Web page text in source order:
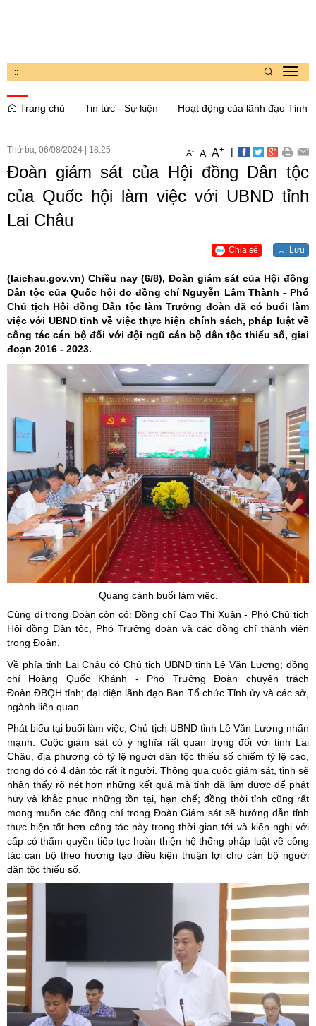
::
Trang chủ
Tin tức - Sự kiện Hoạt động của lãnh đạo Tỉnh
Thứ ba, 06/08/2024 18:25 A- A A+ |
Đoàn giám sát của Hội đồng Dân tộc
của Quốc hội làm việc với UBND tỉnh
Lai Châu
Chia sẻ Lưu
(laichau.gov.vn) Chiều nay (6/8), Đoàn giám sát của Hội đồng
Dân tộc của Quốc hội do đồng chí Nguyễn Lâm Thành - Phó
Chủ tịch Hội đồng Dân tộc làm Trưởng đoàn đã có buổi làm
việc với UBND tỉnh về việc thực hiện chính sách, pháp luật về
công tác cán bộ đối với đội ngũ cán bộ dân tộc thiểu số, giai
đoạn 2016 - 2023.
Quang cảnh buổi làm việc.
Cùng đi trong Đoàn còn có: Đồng chí Cao Thị Xuân - Phó Chủ tịch
Hội đồng Dân tộc, Phó Trưởng đoàn và các đồng chí thành viên
trong Đoàn.
Về phía tỉnh Lai Châu có Chủ tịch UBND tỉnh Lê Văn Lương; đồng
chí Hoàng Quốc Khánh - Phó Trưởng Đoàn chuyên trách
Đoàn ĐBQH tỉnh; đại diện lãnh đạo Ban Tổ chức Tỉnh ủy và các sở,
ngành liên quan.
Phát biểu tại buổi làm việc, Chủ tịch UBND tỉnh Lê Văn Lương nhấn
mạnh: Cuộc giám sát có ý nghĩa rất quan trọng đối với tỉnh Lai
Châu, địa phương có tỷ lệ người dân tộc thiểu số chiếm tỷ lệ cao,
trong đó có 4 dân tộc rất ít người. Thông qua cuộc giám sát, tỉnh sẽ
nhận thấy rõ nét hơn những kết quả mà tỉnh đã làm được để phát
huy và khắc phục những tồn tại, hạn chế; đồng thời tỉnh cũng rất
mong muốn các đồng chí trong Đoàn Giám sát sẽ hướng dẫn tỉnh
thực hiện tốt hơn công tác này trong thời gian tới và kiến nghị với
cấp có thẩm quyền tiếp tục hoàn thiện hệ thống pháp luật về công
tác cán bộ theo hướng tạo điều kiện thuận lợi cho cán bộ người
dân tộc thiểu số.